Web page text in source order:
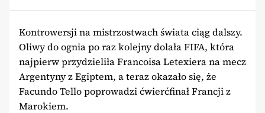
Kontrowersji na mistrzostwach świata ciąg dalszy.
Oliwy do ognia po raz kolejny dolała FIFA, która
najpierw przydzieliła Francoisa Letexiera na mecz
Argentyny z Egiptem, a teraz okazało się, że
Facundo Tello poprowadzi ćwierćfinał Francji z
Marokiem.